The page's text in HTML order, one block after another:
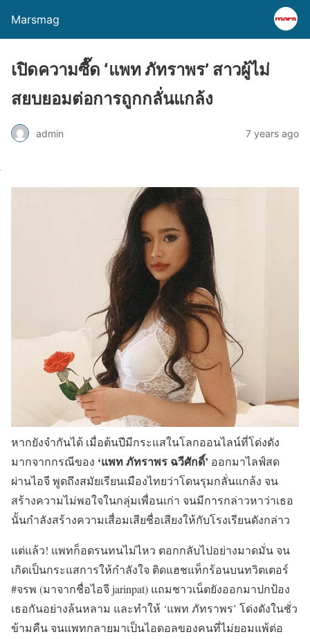
Marsmag
เปิดความซี๊ด ‘แพท ภัทราพร’ สาวผู้ไม่
สยบยอมต่อการถูกกลั่นแกล้ง
admin 7 years ago
หากยังจำกันได้ เมื่อต้นปีมีกระแสในโลกออนไลน์ที่โด่งดัง
มากจากกรณีของ ‘แพท ภัทราพร ฉวีศักดิ์’ ออกมาไลฟ์สด
ผ่านไอจี พูดถึงสมัยเรียนเมืองไทยว่าโดนรุมกลั่นแกล้ง จน
สร้างความไม่พอใจในกลุ่มเพื่อนเก่า จนมีการกล่าวหาว่าเธอ
นั้นกำลังสร้างความเสื่อมเสียชื่อเสียงให้กับโรงเรียนดังกล่าว
แต่แล้ว! แพทก็อดรนทนไม่ไหว ตอกกลับไปอย่างมาดมั่น จน
เกิดเป็นกระแสการให้กำลังใจ ติดแฮชแท็กร้อนบนทวิตเตอร์
#จรพ (มาจากชื่อไอจี jarinpat) แถมชาวเน็ตยังออกมาปกป้อง
เธอกันอย่างล้นหลาม และทำให้ ‘แพท ภัทราพร’ โด่งดังในชั่ว
ข้ามคืน จนแพทกลายมาเป็นไอดอลของคนที่ไม่ยอมแพ้ต่อ